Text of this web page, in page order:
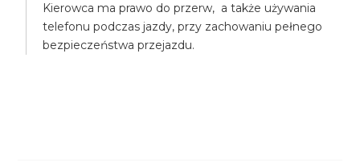
Kierowca ma prawo do przerw, a także używania
telefonu podczas jazdy, przy zachowaniu pełnego
bezpieczeństwa przejazdu.